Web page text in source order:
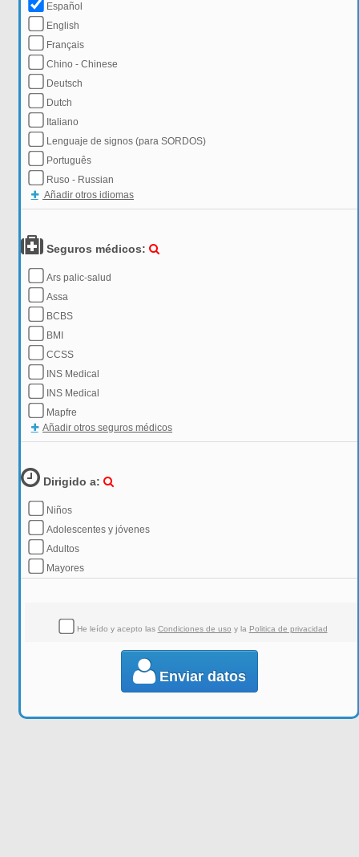
Español
English
Français
Chino - Chinese
Deutsch
Dutch
Italiano
Lenguaje de signos (para SORDOS)
Português
Ruso - Russian
Añadir otros idiomas
Seguros médicos:
Ars palic-salud
Assa
BCBS
BMI
CCSS
INS Medical
INS Medical
Mapfre
Añadir otros seguros médicos
Dirigido a:
Niños
Adolescentes y jóvenes
Adultos
Mayores
He leído y acepto las Condiciones de uso y la Politica de privacidad
Enviar datos